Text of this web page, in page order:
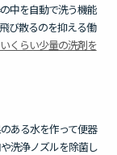
中を自動で洗う機能
び散るのを抑える働
くらい少量の洗剤を
ある水を作って便器
洗浄ノズルを除菌し